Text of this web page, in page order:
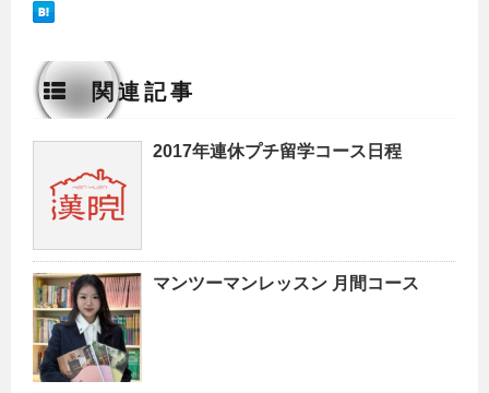
関連記事
2017年連休プチ留学コース日程
マンツーマンレッスン 月間コース